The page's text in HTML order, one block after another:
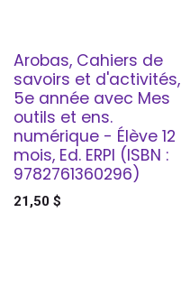
Arobas, Cahiers de
savoirs et d'activités,
5e année avec Mes
outils et ens.
numérique - Élève 12
mois, Ed. ERPI (ISBN :
9782761360296)
21,50 $